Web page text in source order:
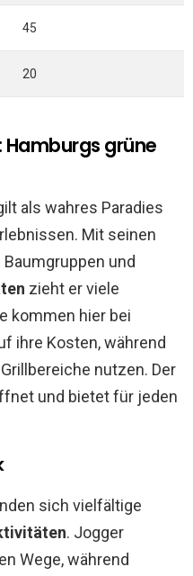
45
20
grüne
als wahres Paradies
Mit seinen
und
zieht er viele
kommen hier bei
ihre Kosten, während
nutzen. Der
und bietet für jeden
sich vielfältige
. Jogger
Wege, während